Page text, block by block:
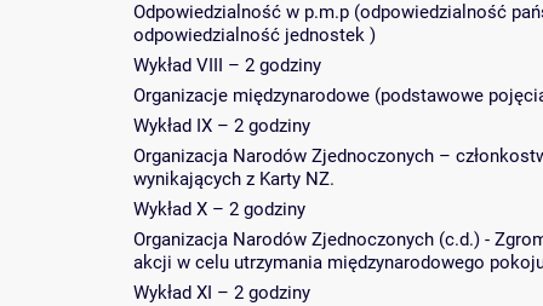
Odpowiedzialność w p.m.p (odpowiedzialność
odpowiedzialność jednostek )
Wykład VIII – 2 godziny
Organizacje międzynarodowe (podstawowe
Wykład IX – 2 godziny
Organizacja Narodów Zjednoczonych –
wynikających z Karty NZ.
Wykład X – 2 godziny
Organizacja Narodów Zjednoczonych (c.d.) -
akcji w celu utrzymania międzynarodowego
Wykład XI – 2 godziny